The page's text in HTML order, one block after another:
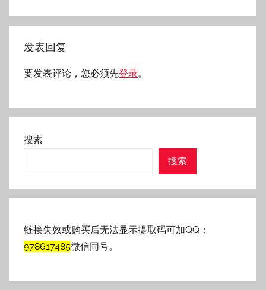
发表回复
要发表评论，您必须先登录。
搜索
搜索
链接失效或购买后无法显示提取码可加QQ：
978617485微信同号。